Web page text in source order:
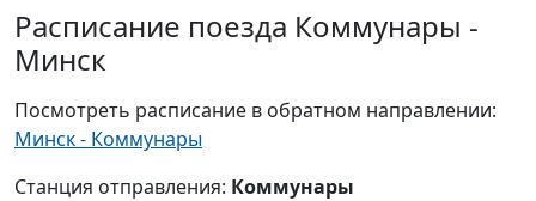
Расписание поезда Коммунары -
Минск
Посмотреть расписание в обратном направлении:
Минск - Коммунары
Станция отправления: Коммунары
Возле метро
Почтовые индексы
Улицы Минска
Производственный календарь
Схема метро
Пробки на дорогах
Самолеты